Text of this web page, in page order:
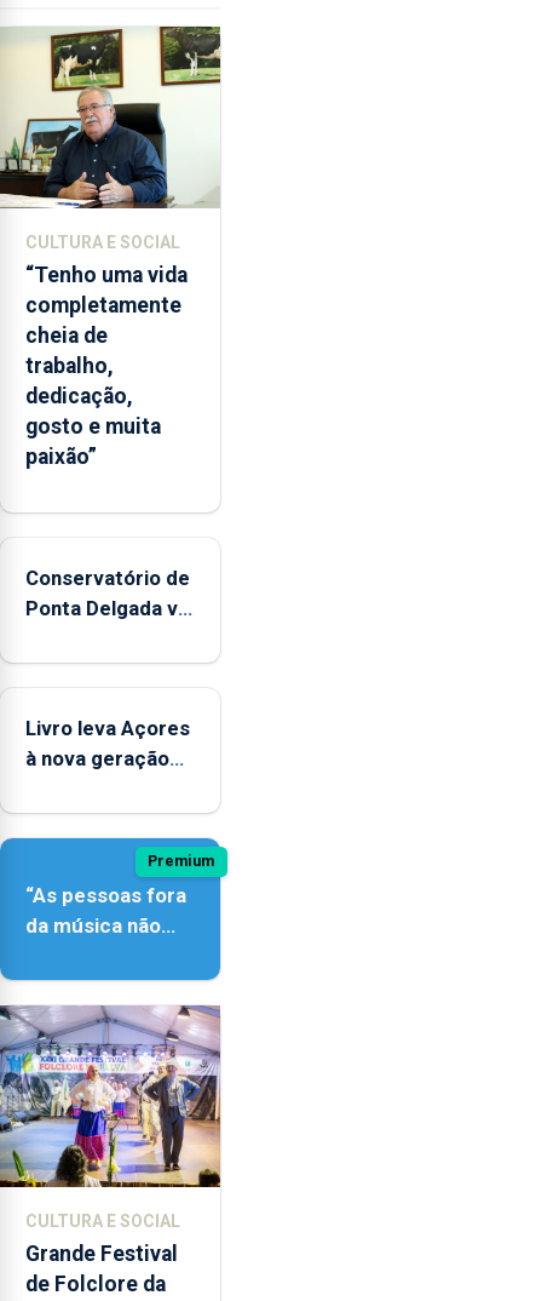
ensino
instituição
CULTURA E SOCIAL
“Tenho uma vida
completamente
cheia de
trabalho,
dedicação,
gosto e muita
paixão”
Conservatório de
Ponta Delgada vai
novos
Livro leva Açores
à nova geração
Premium
“As pessoas fora
da música não
quão difícil é
produzir uma
música”
CULTURA E SOCIAL
Grande Festival
de Folclore da